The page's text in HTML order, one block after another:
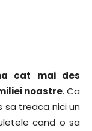
cat mai des
noastre. Ca
sa treaca nici un
cand o sa